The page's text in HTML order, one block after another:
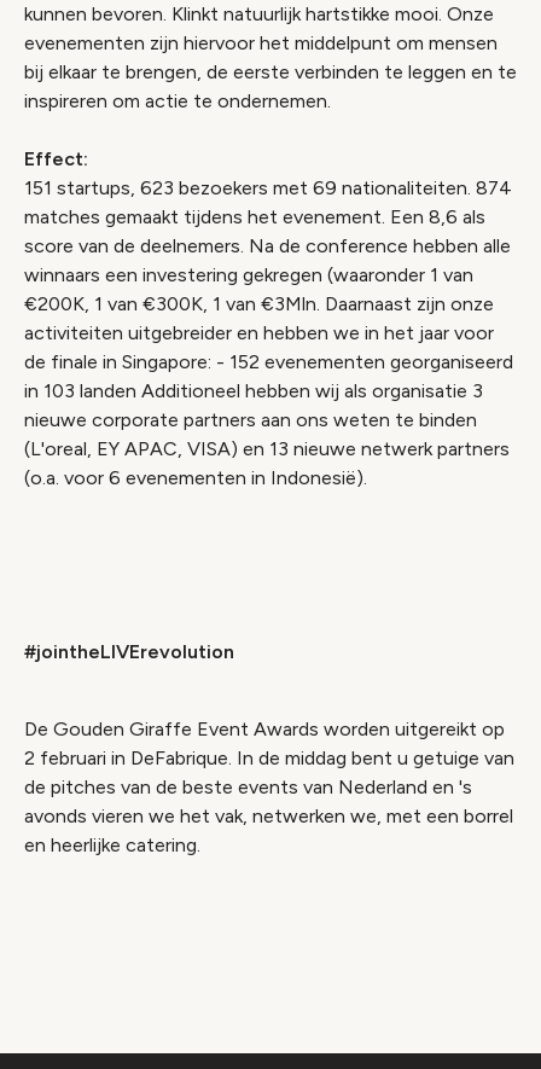
kunnen bevoren. Klinkt natuurlijk hartstikke mooi. Onze
evenementen zijn hiervoor het middelpunt om mensen
bij elkaar te brengen, de eerste verbinden te leggen en te
inspireren om actie te ondernemen.
Effect:
151 startups, 623 bezoekers met 69 nationaliteiten. 874
matches gemaakt tijdens het evenement. Een 8,6 als
score van de deelnemers. Na de conference hebben alle
winnaars een investering gekregen (waaronder 1 van
€200K, 1 van €300K, 1 van €3Mln. Daarnaast zijn onze
activiteiten uitgebreider en hebben we in het jaar voor
de finale in Singapore: - 152 evenementen georganiseerd
in 103 landen Additioneel hebben wij als organisatie 3
nieuwe corporate partners aan ons weten te binden
(L'oreal, EY APAC, VISA) en 13 nieuwe netwerk partners
(o.a. voor 6 evenementen in Indonesië).
#jointheLIVErevolution
De Gouden Giraffe Event Awards worden uitgereikt op
2 februari in DeFabrique. In de middag bent u getuige van
de pitches van de beste events van Nederland en 's
avonds vieren we het vak, netwerken we, met een borrel
en heerlijke catering.